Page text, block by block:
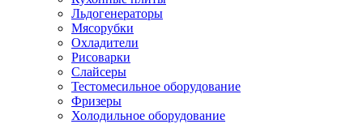
Льдогенераторы
Мясорубки
Охладители
Рисоварки
Слайсеры
Тестомесильное оборудование
Фризеры
Холодильное оборудование